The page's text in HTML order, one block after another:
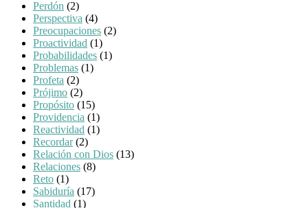
Perdón (2)
Perspectiva (4)
Preocupaciones (2)
Proactividad (1)
Probabilidades (1)
Problemas (1)
Profeta (2)
Prójimo (2)
Propósito (15)
Providencia (1)
Reactividad (1)
Recordar(2)
Relación con Dios (13)
Relaciones (8)
Reto (1)
Sabiduría (17)
Santidad (1)